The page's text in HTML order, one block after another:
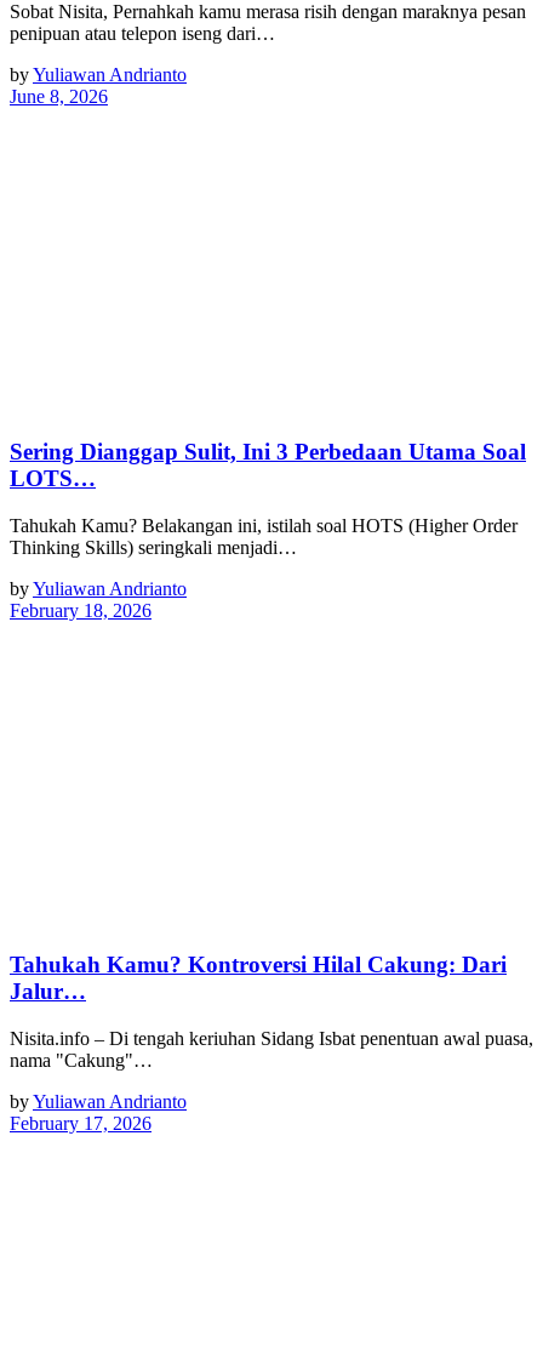
Sobat Nisita, Pernahkah kamu merasa risih dengan maraknya pesan
penipuan atau telepon iseng dari…
byYuliawan Andrianto
June 8, 2026
Sering Dianggap Sulit, Ini 3 Perbedaan Utama Soal
LOTS…
Tahukah Kamu? Belakangan ini, istilah soal HOTS (Higher Order
Thinking Skills) seringkali menjadi…
byYuliawan Andrianto
February 18, 2026
Tahukah Kamu? Kontroversi Hilal Cakung: Dari
Jalur…
Nisita.info – Di tengah keriuhan Sidang Isbat penentuan awal puasa,
nama "Cakung"…
byYuliawan Andrianto
February 17, 2026